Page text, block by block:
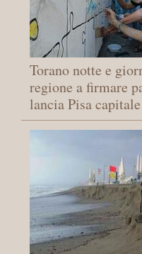
Torano notte e
regione a firmare
lancia Pisa